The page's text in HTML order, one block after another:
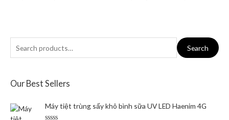
Search
Our Best Sellers
Máy tiệt trùng sấy khô bình sữa UV LED Haenim 4G